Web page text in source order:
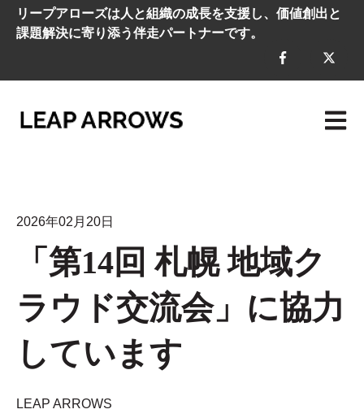
リープアローズは人と組織の成長を支援し、価値創出と
課題解決に寄り添う伴走パートナーです。
メイ
2026年02月20日
「第14回 札幌 地域ク
ラウド交流会」に協力
しています
LEAP ARROWS